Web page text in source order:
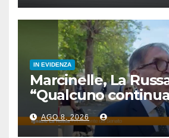
IN EVIDENZA
Marcinelle, La
“Qualcuno
voltare le spalle”
AGO 8, 2026